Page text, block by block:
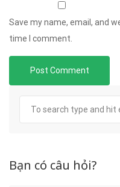
Save my name, email, and
time I comment.
Bạn có câu hỏi?